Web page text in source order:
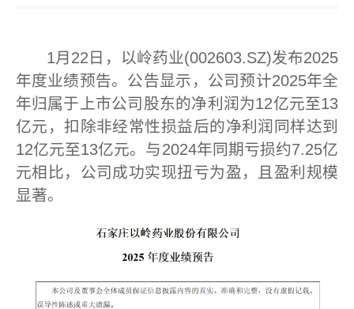
1月22日，以岭药业(002603.SZ)发布2025
年度业绩预告。公告显示，公司预计2025年全
年归属于上市公司股东的净利润为12亿元至13
亿元，扣除非经常性损益后的净利润同样达到
12亿元至13亿元。与2024年同期亏损约7.25亿
元相比，公司成功实现扭亏为盈，且盈利规模
显著。